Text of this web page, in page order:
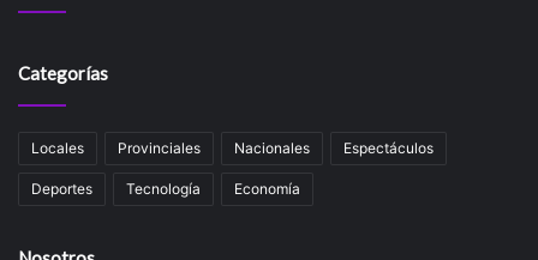
Categorías
Locales Provinciales Nacionales Espectáculos
Deportes Tecnología Economía